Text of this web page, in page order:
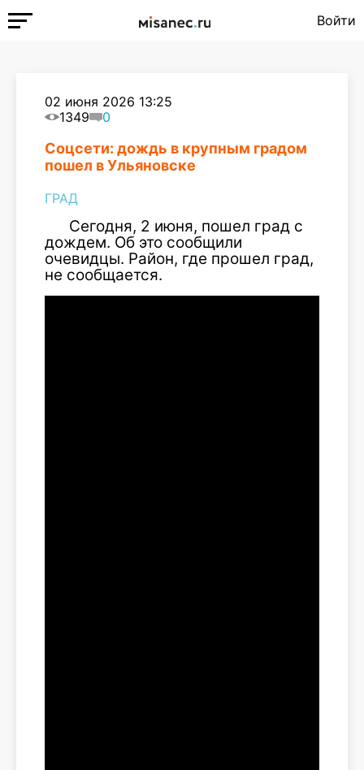
Войти
02 июня 2026 13:25
1349
0
Соцсети: дождь в крупным градом
пошел в Ульяновске
ГРАД
Сегодня, 2 июня, пошел град с
дождем. Об это сообщили
очевидцы. Район, где прошел град,
не сообщается.